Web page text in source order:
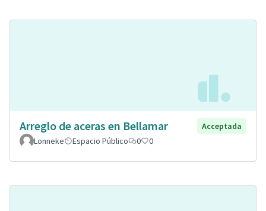
Arreglo de aceras en Bellamar
Acceptada
Lonneke
Espacio Público 0 0